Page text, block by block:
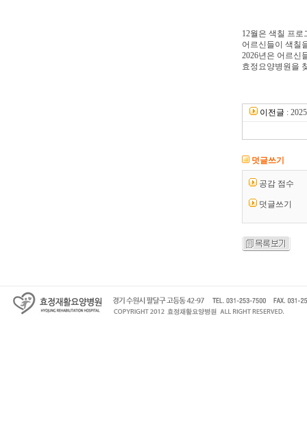
12월은 색칠 프
어르신들이 색칠
2026년은 어르신
효정요양병원을
이전글 :
덧글쓰기
공감 점수
덧글쓰기